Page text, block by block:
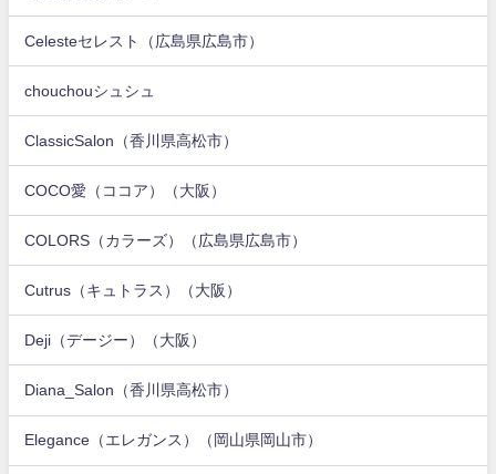
Celesteセレスト（広島県広島市）
chouchouシュシュ
ClassicSalon（香川県高松市）
COCO愛（ココア）（大阪）
COLORS（カラーズ）（広島県広島市）
Cutrus（キュトラス）（大阪）
Deji（デージー）（大阪）
Diana_Salon（香川県高松市）
Elegance（エレガンス）（岡山県岡山市）